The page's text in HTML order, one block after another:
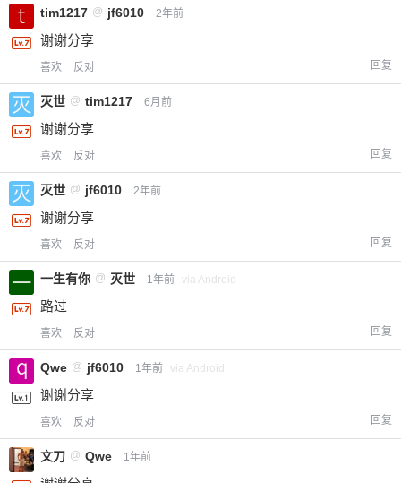
tim1217 @ jf6010 2年前
谢谢分享
喜欢 反对 回复
灭世 @ tim1217 6月前
谢谢分享
喜欢 反对 回复
灭世 @ jf6010 2年前
谢谢分享
喜欢 反对 回复
一生有你 @ 灭世 1年前 via Android
路过
喜欢 反对 回复
Qwe @ jf6010 1年前 via Android
谢谢分享
喜欢 反对 回复
文刀 @ Qwe 1年前